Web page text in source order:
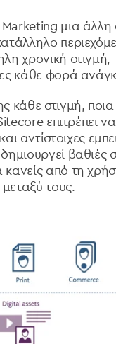
Marketing μια άλλη
χρονική στιγμή,
κάθε φορά
κάθε στιγμή,
επιτρέπει να
βαθιές
από τη
τους.